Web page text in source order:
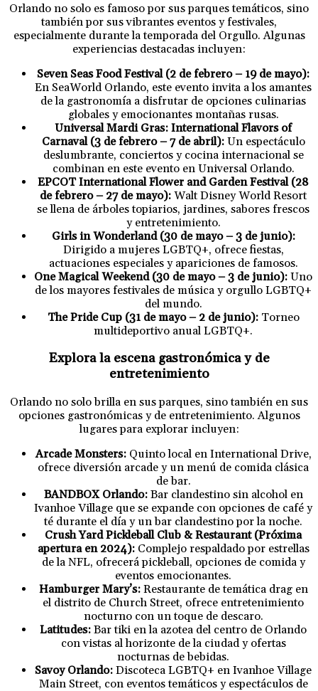
Orlando no solo es famoso por sus parques temáticos, sino
también por sus vibrantes eventos y festivales,
especialmente durante la temporada del Orgullo. Algunas
experiencias destacadas incluyen:
Seven Seas Food Festival (2 de febrero – 19 de mayo):
En SeaWorld Orlando, este evento invita a los amantes
de la gastronomía a disfrutar de opciones culinarias
globales y emocionantes montañas rusas.
Universal Mardi Gras: International Flavors of
Carnaval (3 de febrero – 7 de abril):Un espectáculo
deslumbrante, conciertos y cocina internacional se
combinan en este evento en Universal Orlando.
EPCOT International Flower and Garden Festival (28
de febrero – 27 de mayo): Walt Disney World Resort
se llena de árboles topiarios, jardines, sabores frescos
y entretenimiento.
Girls in Wonderland (30 de mayo – 3 de junio):
Dirigido a mujeres LGBTQ+, ofrece fiestas,
actuaciones especiales y apariciones de famosos.
One Magical Weekend (30 de mayo – 3 de junio): Uno
de los mayores festivales de música y orgullo LGBTQ+
del mundo.
The Pride Cup (31 de mayo – 2 de junio):Torneo
multideportivo anual LGBTQ+.
Explora la escena gastronómica y de
entretenimiento
Orlando no solo brilla en sus parques, sino también en sus
opciones gastronómicas y de entretenimiento. Algunos
lugares para explorar incluyen:
Arcade Monsters:Quinto local en International Drive,
ofrece diversión arcade y un menú de comida clásica
de bar.
BANDBOX Orlando:Bar clandestino sin alcohol en
Ivanhoe Village que se expande con opciones de café y
té durante el día y un bar clandestino por la noche.
Crush Yard Pickleball Club & Restaurant (Próxima
apertura en 2024):Complejo respaldado por estrellas
de la NFL, ofrecerá pickleball, opciones de comida y
eventos emocionantes.
Hamburger Mary’s:Restaurante de temática drag en
el distrito de Church Street, ofrece entretenimiento
nocturno con un toque de descaro.
Latitudes: Bar tiki en la azotea del centro de Orlando
con vistas al horizonte de la ciudad y ofertas
nocturnas de bebidas.
Savoy Orlando: Discoteca LGBTQ+ en Ivanhoe Village
Main Street, con eventos temáticos y espectáculos de